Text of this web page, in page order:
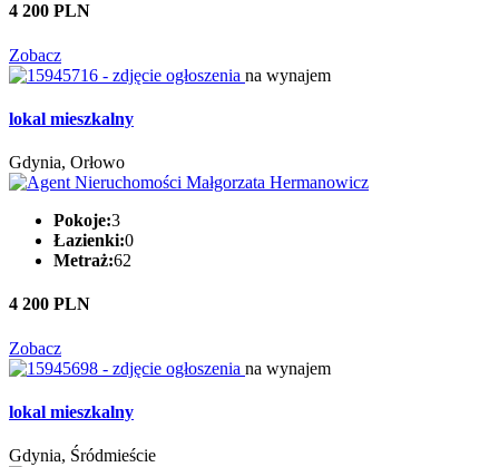
4 200 PLN
Zobacz
na wynajem
lokal mieszkalny
Gdynia, Orłowo
Pokoje:3
Łazienki:0
Metraż:62
4 200 PLN
Zobacz
na wynajem
lokal mieszkalny
Gdynia, Śródmieście